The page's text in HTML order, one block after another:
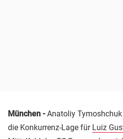
München -Anatoliy
die Konkurrenz-Lage für Luiz